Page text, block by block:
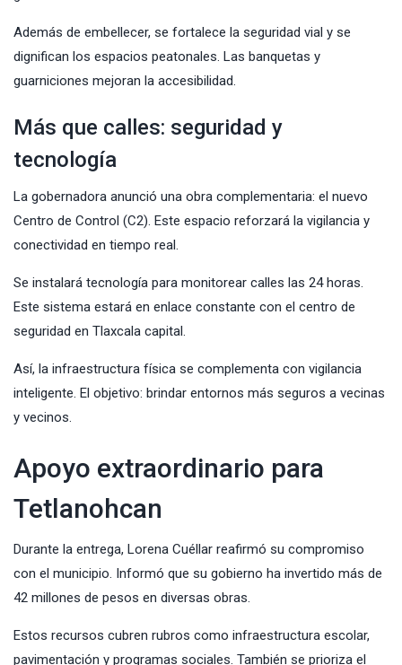
Además de embellecer, se fortalece la seguridad vial y se
dignifican los espacios peatonales. Las banquetas y
guarniciones mejoran la accesibilidad.
Más que calles: seguridad y
tecnología
La gobernadora anunció una obra complementaria: el nuevo
Centro de Control (C2). Este espacio reforzará la vigilancia y
conectividad en tiempo real.
Se instalará tecnología para monitorear calles las 24 horas.
Este sistema estará en enlace constante con el centro de
seguridad en Tlaxcala capital.
Así, la infraestructura física se complementa con vigilancia
inteligente. El objetivo: brindar entornos más seguros a vecinas
y vecinos.
Apoyo extraordinario para
Tetlanohcan
Durante la entrega, Lorena Cuéllar reafirmó su compromiso
con el municipio. Informó que su gobierno ha invertido más de
42 millones de pesos en diversas obras.
Estos recursos cubren rubros como infraestructura escolar,
pavimentación y programas sociales. También se prioriza el